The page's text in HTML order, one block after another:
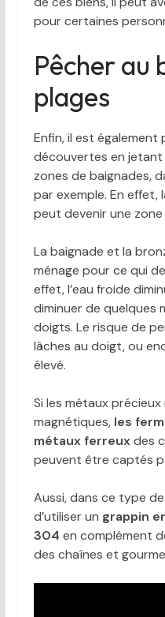
pour certaines
Pêcher au
plages
Enfin, il est
découvertes en
zones de baignades,
par exemple. En effet,
peut devenir une
La baignade et la
ménage pour ce qui
effet, l’eau froide
diminuer de quelques
doigts. Le risque de
lâches au doigt, ou
élevé.
Si les métaux
magnétiques, les
métaux ferreuxdes
peuvent être captés
Aussi, dans ce type
d’utiliser un grappin
304 en complément
des chaînes et